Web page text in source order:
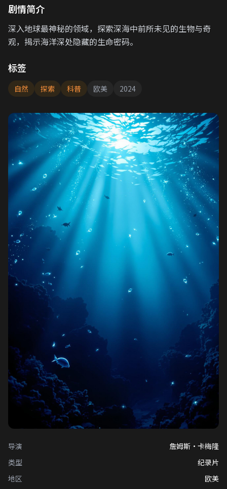
剧情简介
深入地球最神秘的领域，探索深海中前所未见的生物与奇
观，揭示海洋深处隐藏的生命密码。
标签
自然 探索 科普 欧美 2024
导演
詹姆斯·卡梅隆
类型
纪录片
地区
欧美